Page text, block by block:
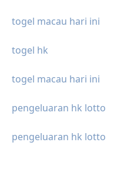
togel macau hari ini
togel hk
togel macau hari ini
pengeluaran hk lotto
pengeluaran hk lotto